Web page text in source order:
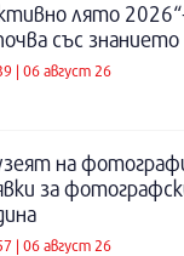
лято
със знанието
| 06 август 26
на
за
| 06 август 26